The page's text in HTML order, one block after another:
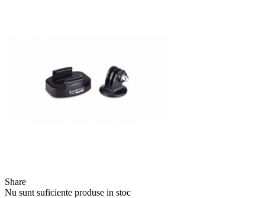
Share
Nu sunt suficiente produse in stoc